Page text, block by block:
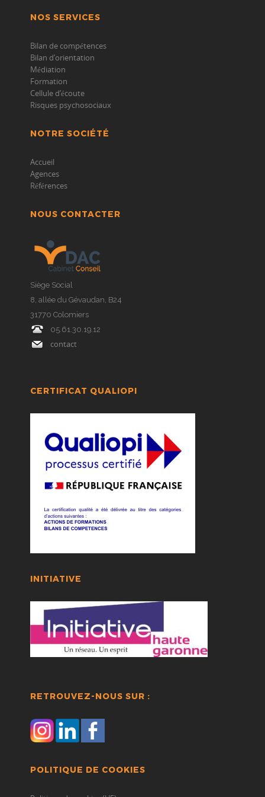
NOS SERVICES
Bilan de compétences
Bilan d’orientation
Médiation
Formation
Cellule d’écoute
Risques psychosociaux
NOTRE SOCIÉTÉ
Accueil
Agences
Références
NOUS CONTACTER
Siège Social
8, allée du Gévaudan, B24
31770 Colomiers
05.61.30.19.12
contact
CERTIFICAT QUALIOPI
INITIATIVE
RETROUVEZ-NOUS SUR :
POLITIQUE DE COOKIES